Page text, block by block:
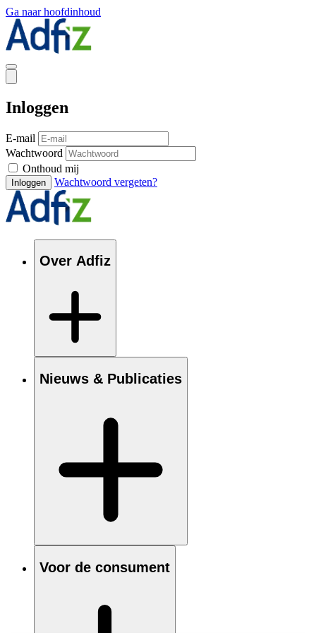
Ga naar hoofdinhoud
Inloggen
E-mail
Wachtwoord
Onthoud mij
Inloggen Wachtwoord vergeten?
Over Adfiz
Nieuws & Publicaties
Voor de consument